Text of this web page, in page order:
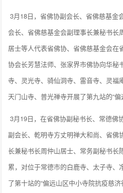
3月18日，省佛协副会长、省佛慈基金
会长、省佛慈基金会副理事长兼秘书长
居士等人代表省佛协、省佛慈基金会在
协会长芳慧法师、张家界市佛协向华秘
寺、灵光寺、骑仙洞寺、雷音寺、灵福
天门山寺、普光禅寺开展了第九站的“偏
3月19日，在省佛协副秘书长、常德佛
副会长、乾明寺方丈明禅大和尚、省佛
长兼秘书长周仲山居士、常务副秘书长
累，对位于常德市的白鹿寺、太子寺、
了第十站的“偏远山区中小寺院抗疫慈